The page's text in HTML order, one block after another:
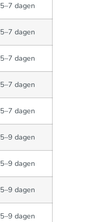
5–7 dagen
5–7 dagen
5–7 dagen
5–7 dagen
5–7 dagen
5–9 dagen
5–9 dagen
5–9 dagen
5–9 dagen